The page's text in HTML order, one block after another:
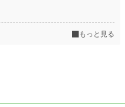
もっと見る